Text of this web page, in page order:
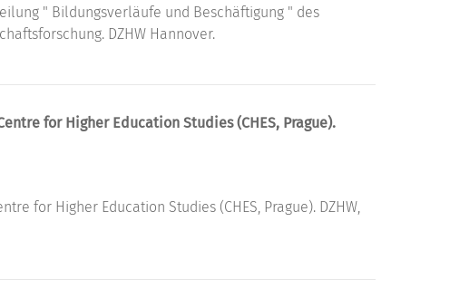
" Bildungsverläufe und Beschäftigung " des
DZHW Hannover.
for Higher Education Studies (CHES, Prague).
for Higher Education Studies (CHES, Prague). DZHW,